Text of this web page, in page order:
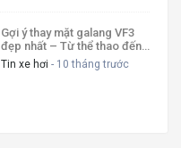
Gợi ý thay mặt galang VF3
đẹp nhất – Từ thể thao đến
sang trọng
Tin xe hơi - 10 tháng trước